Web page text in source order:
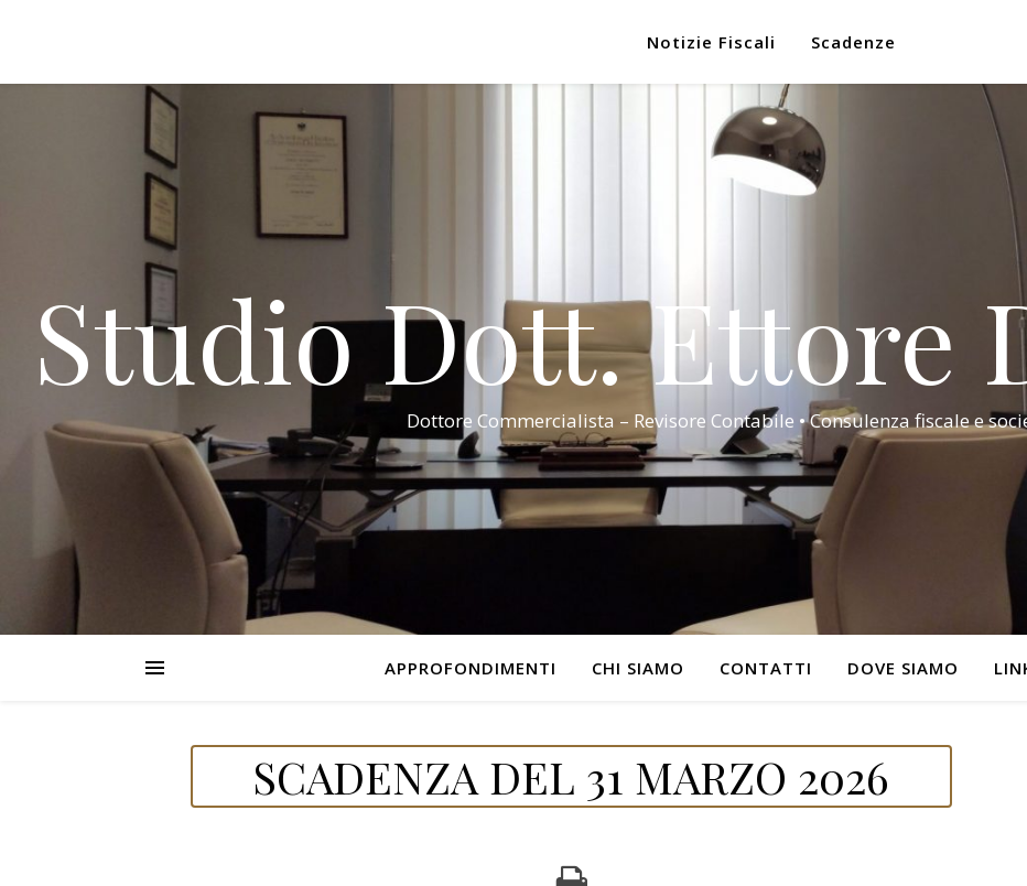
Notizie Fiscali Scadenze
Studio Dott. Ettore
Dottore Commercialista – Revisore Contabile • Consulenza fiscale e
APPROFONDIMENTI CHI SIAMO CONTATTI DOVE SIAMO
SCADENZA DEL 31 MARZO 2026